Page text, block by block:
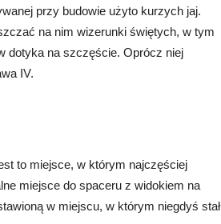
przy budowie użyto kurzych jaj.
na nim wizerunki świętych, w tym
dotyka na szczęście. Oprócz niej
IV.
to miejsce, w którym najczęściej
miejsce do spaceru z widokiem na
w miejscu, w którym niegdyś stał